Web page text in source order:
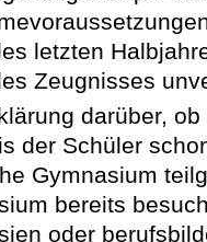
letzten
Zeugnisses
darüber,
der Schüler
Gymnasium
bereits
oder